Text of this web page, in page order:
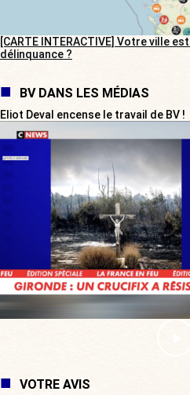
[CARTE INTERACTIVE] Votre ville
délinquance ?
BV DANS LES MÉDIAS
Eliot Deval encense le travail de BV !
VOTRE AVIS